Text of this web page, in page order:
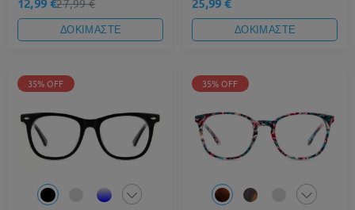
ΔΟΚΙΜΑΣΤΕ ΔΟΚΙΜΑΣΤΕ
35% OFF 35% OFF